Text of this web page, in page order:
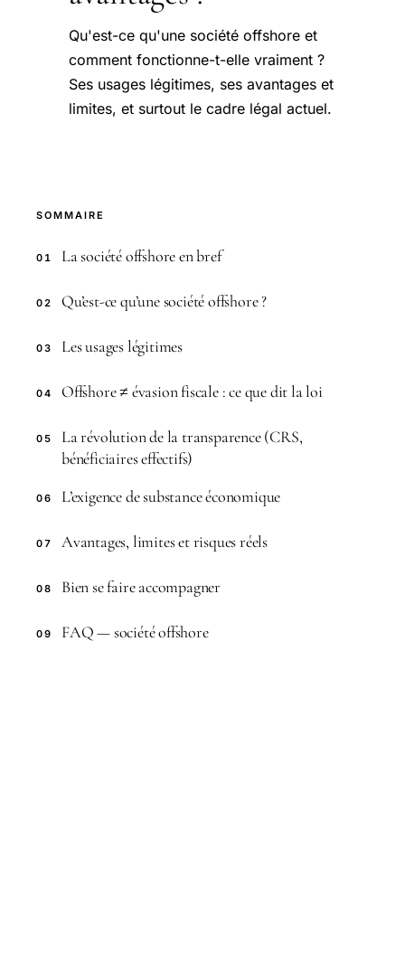
Qu'est-ce qu'une société offshore et
comment fonctionne-t-elle vraiment ?
Ses usages légitimes, ses avantages et
limites, et surtout le cadre légal actuel.
SOMMAIRE
01 La société offshore en bref
02 Qu’est-ce qu’une société offshore ?
03 Les usages légitimes
04 Offshore ≠ évasion fiscale : ce que dit la loi
05
La révolution de la transparence (CRS,
bénéficiaires effectifs)
06 L’exigence de substance économique
07 Avantages, limites et risques réels
08 Bien se faire accompagner
09 FAQ — société offshore